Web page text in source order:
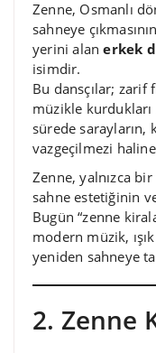
Zenne, Osmanlı
sahneye
yerini alanerkek
isimdir.
Bu dansçılar;
müzikle kurdukları
sürede sarayların,
vazgeçilmezi
Zenne, yalnızca
sahne estetiğinin
Bugün “zenne
modern müzik,
yeniden sahneye
2. Zenne